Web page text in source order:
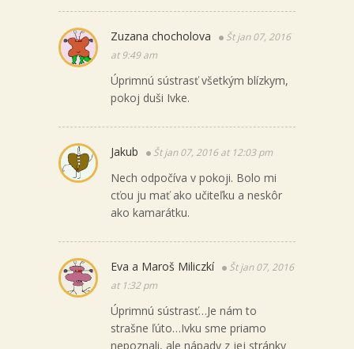
Zuzana chocholova
Št jan 07, 2016
at 9:49 am
Úprimnú sústrasť všetkým blízkym,
pokoj duši Ivke.
Jakub Št jan 07, 2016 at 12:03 pm
Nech odpočíva v pokoji. Bolo mi
cťou ju mať ako učiteľku a neskôr
ako kamarátku.
Eva a Maroš Miliczkí
Št jan 07, 2016
at 1:32 pm
Úprimnú sústrasť…Je nám to
strašne ľúto…Ivku sme priamo
nepoznali, ale nápady z jej stránky